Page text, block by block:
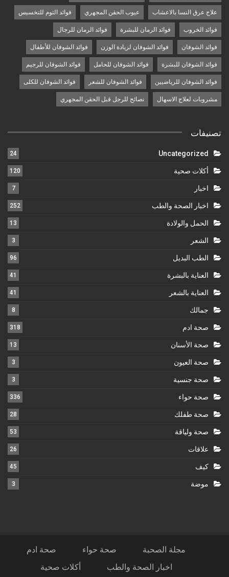
علاج عرق النسا بالاعشاب عيوب الحقن المجهري فوائد الثوم للتخسيس
فوائد الخروب فوائد الرمان للبشرة فوائد الرمان للرجال
فوائد الشوفان فوائد الشوفان لزيادة الوزن فوائد الشوفان للأطفال
فوائد الشوفان للبشرة فوائد الشوفان للحامل فوائد الشوفان للرجيم
فوائد الشوفان للرياضيين فوائد الشوفان للشعر فوائد الشوفان للكلى
مشروبات لعلاج الاسهال نصائح للرجل قبل الحقن المجهري
تصنيفات
Uncategorized
24
أكلات صحية 120
اخبار 7
اخبار الصحة والطب 252
الحمل والولادة 13
الشعر 3
الطب البديل 96
العناية بالبشرة 41
العناية بالشعر 41
جمالك 8
صحة ادم 318
صحة الأسنان 13
صحة العيون 3
صحة جنسية 3
صحة حواء 336
صحة طفلك 28
صحة ولياقة 53
علاقات 26
كيف 45
موضة 3
مجلة الصحبة صحة حواء
صحة ادم
اخبار الصحة والطب
أكلات صحية